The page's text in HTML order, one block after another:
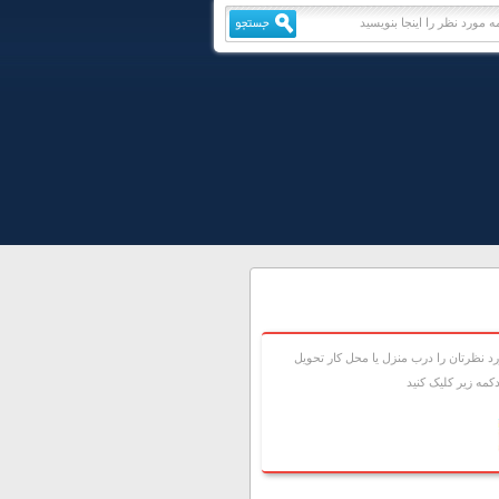
نظرتان را درب منزل يا محل کار تحويل
زير کليک کنيد